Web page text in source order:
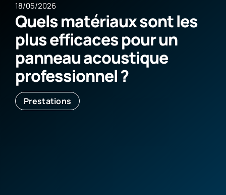
18/05/2026
Quels matériaux sont les
plus efficaces pour un
panneau acoustique
professionnel ?
Prestations